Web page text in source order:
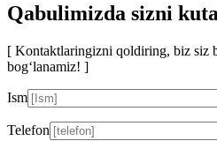
Qabulimizda sizni
[ Kontaktlaringizni qoldiring, biz siz
bog‘lanamiz! ]
Ism
Telefon